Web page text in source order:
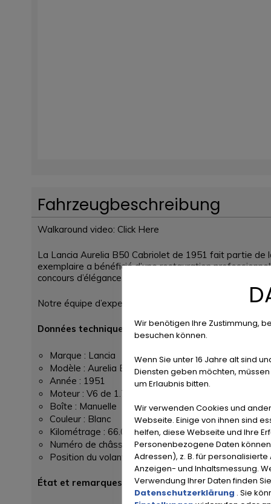
Fahrzeugbeschreibung
Walkaround video: Click Here
La Lancia Aurelia B50 Cabriolet de 1951 fait partie de
exemplaire a bénéficié d’une restauration
concours d’élégance.
Notre équipe d’experts d’Oldtimerfarm a établi un
Données techniques
Marque : Lancia
Modèle : Aurelia B50 Cabriolet
Année : 1951
Moteur : V6 de 1.755 cm³
Boîte : Manuelle
Couleur : Blanc
Kilométrage : 66.000 km (kilométrage relevé –
Numéro de châssis : B501133
Position du volant : Gauche
État et remarques
Wir benötigen Ihre Zustimmung,
besuchen können.
Wenn Sie unter 16 Jahre alt sind
Diensten geben möchten,
um Erlaubnis bitten.
Wir verwenden Cookies und
Webseite. Einige von ihnen sind
helfen, diese Webseite und Ihre
Personenbezogene Daten
Adressen), z. B. für
Anzeigen- und Inhaltsmessung.
Verwendung Ihrer Daten finden
Datenschutzerklärung . Sie